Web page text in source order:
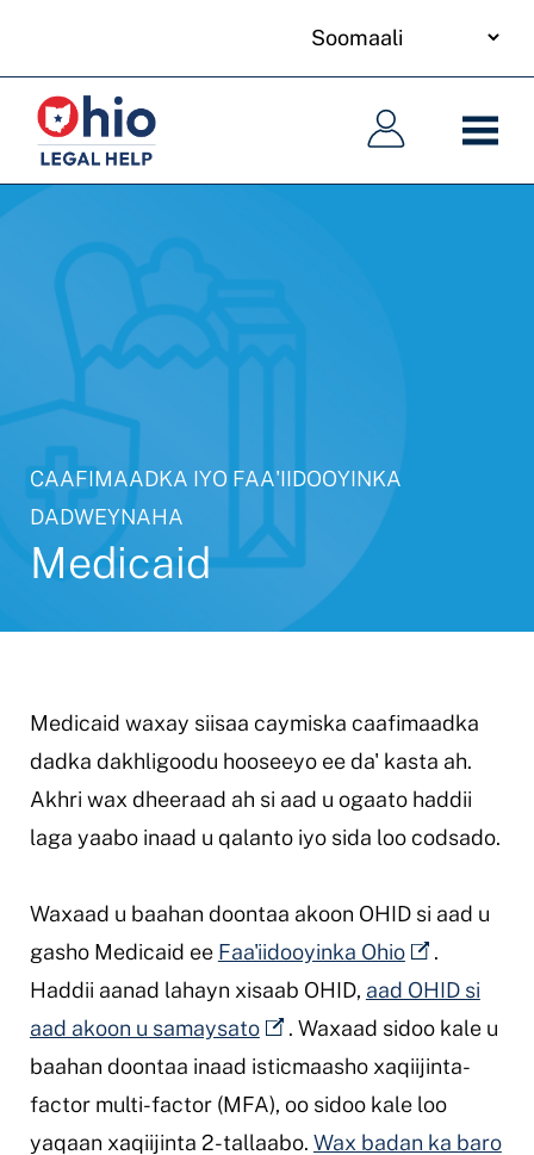
main
content
Main
navigation
Main
navigation
CAAFIMAADKA IYO FAA'IIDOOYINKA
DADWEYNAHA
Medicaid
Medicaid waxay siisaa caymiska caafimaadka
dadka dakhligoodu hooseeyo ee da' kasta ah.
Akhri wax dheeraad ah si aad u ogaato haddii
laga yaabo inaad u qalanto iyo sida loo codsado.
Waxaad u baahan doontaa akoon OHID si aad u
gasho Medicaid ee Faa'iidooyinka Ohio
.
Haddii aanad lahayn xisaab OHID, aad OHID si
aad akoon u samaysato
. Waxaad sidoo kale u
baahan doontaa inaad isticmaasho xaqiijinta-
factor multi-factor (MFA), oo sidoo kale loo
yaqaan xaqiijinta 2-tallaabo. Wax badan ka baro